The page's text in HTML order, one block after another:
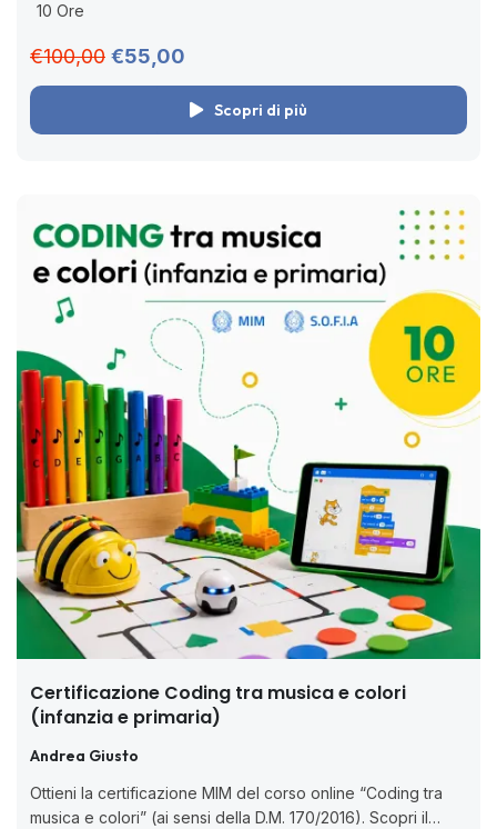
scadenza. Acquista adesso,...
10 Ore
€100,00 €55,00
Scopri di più
Certificazione Coding tra musica e colori
(infanzia e primaria)
Andrea Giusto
Ottieni la certificazione MIM del corso online “Coding tra
musica e colori” (ai sensi della D.M. 170/2016). Scopri il